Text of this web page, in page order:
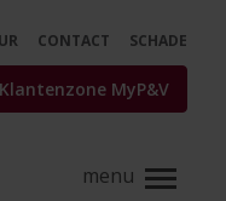
CONTACT SCHADE
Klantenzone MyP&V